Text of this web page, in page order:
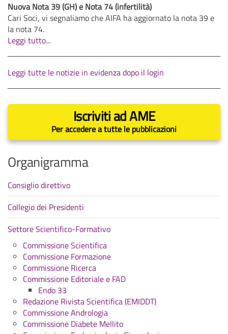
Nuova Nota 39 (GH) e Nota 74 (infertilità)
Cari Soci, vi segnaliamo che AIFA ha aggiornato la nota 39 e
la nota 74.
Leggi tutto...
Leggi tutte le notizie in evidenza dopo il login
Iscriviti ad AME
Per accedere a tutte le pubblicazioni
Organigramma
Consiglio direttivo
Collegio dei Presidenti
Settore Scientifico-Formativo
Commissione Scientifica
Commissione Formazione
Commissione Ricerca
Commissione Editoriale e FAD
Endo 33
Redazione Rivista Scientifica (EMIDDT)
Commissione Andrologia
Commissione Diabete Mellito